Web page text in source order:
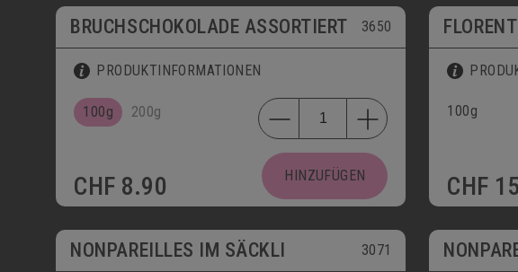
BRUCHSCHOKOLADE ASSORTIERT 3650
PRODUKTINFORMATIONEN
100g 200g
CHF 8.90 HINZUFÜGEN
100g
CHF
NONPAREILLES IM SÄCKLI 3071